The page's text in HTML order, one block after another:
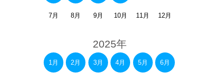
7月 8月 9月 10月 11月 12月
2025年
1月 2月 3月 4月 5月 6月